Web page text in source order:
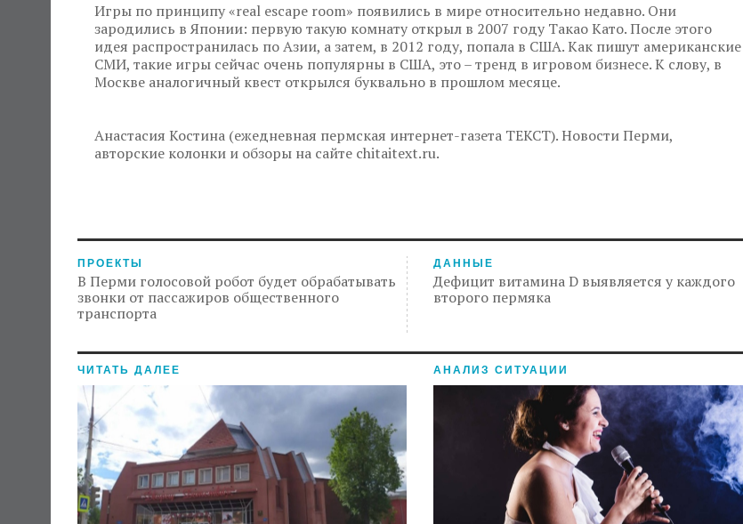
Игры по принципу «real escape room» появились в мире относительно недавно. Они
зародились в Японии: первую такую комнату открыл в 2007 году Такао Като. После этого
идея распространилась по Азии, а затем, в 2012 году, попала в США. Как пишут американские
СМИ, такие игры сейчас очень популярны в США, это – тренд в игровом бизнесе. К слову, в
Москве аналогичный квест открылся буквально в прошлом месяце.
Анастасия Костина (ежедневная пермская интернет-газета ТЕКСТ). Новости Перми,
авторские колонки и обзоры на сайте chitaitext.ru.
ПРОЕКТЫ
В Перми голосовой робот будет обрабатывать
звонки от пассажиров общественного
транспорта
ДАННЫЕ
Дефицит витамина D выявляется у каждого
второго пермяка
ЧИТАТЬ ДАЛЕЕ АНАЛИЗ СИТУАЦИИ